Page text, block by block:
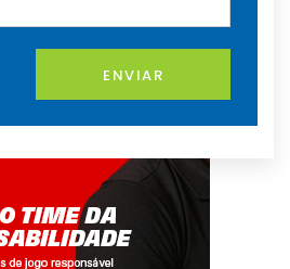
ENVIAR